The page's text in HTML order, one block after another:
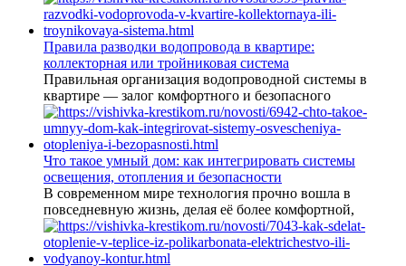
Правила разводки водопровода в квартире:
коллекторная или тройниковая система
Правильная организация водопроводной системы в
квартире — залог комфортного и безопасного
Что такое умный дом: как интегрировать системы
освещения, отопления и безопасности
В современном мире технология прочно вошла в
повседневную жизнь, делая её более комфортной,